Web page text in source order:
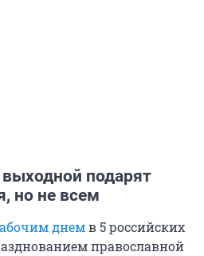
подарят
но не всем
днемв 5 российских
православной